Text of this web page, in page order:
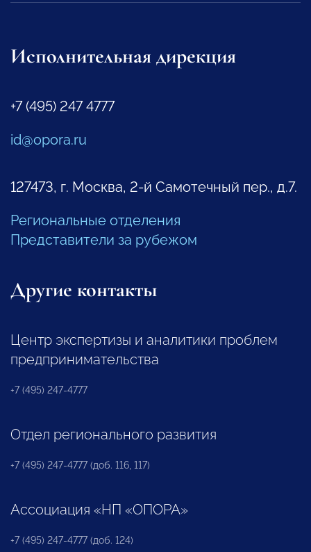
Исполнительная дирекция
+7 (495) 247 4777
id@opora.ru
127473, г. Москва, 2-й Самотечный пер., д.7.
Региональные отделения
Представители за рубежом
Другие контакты
Центр экспертизы и аналитики проблем
предпринимательства
+7 (495) 247-4777
Отдел регионального развития
+7 (495) 247-4777 (доб. 116, 117)
Ассоциация «НП «ОПОРА»
+7 (495) 247-4777 (доб. 124)